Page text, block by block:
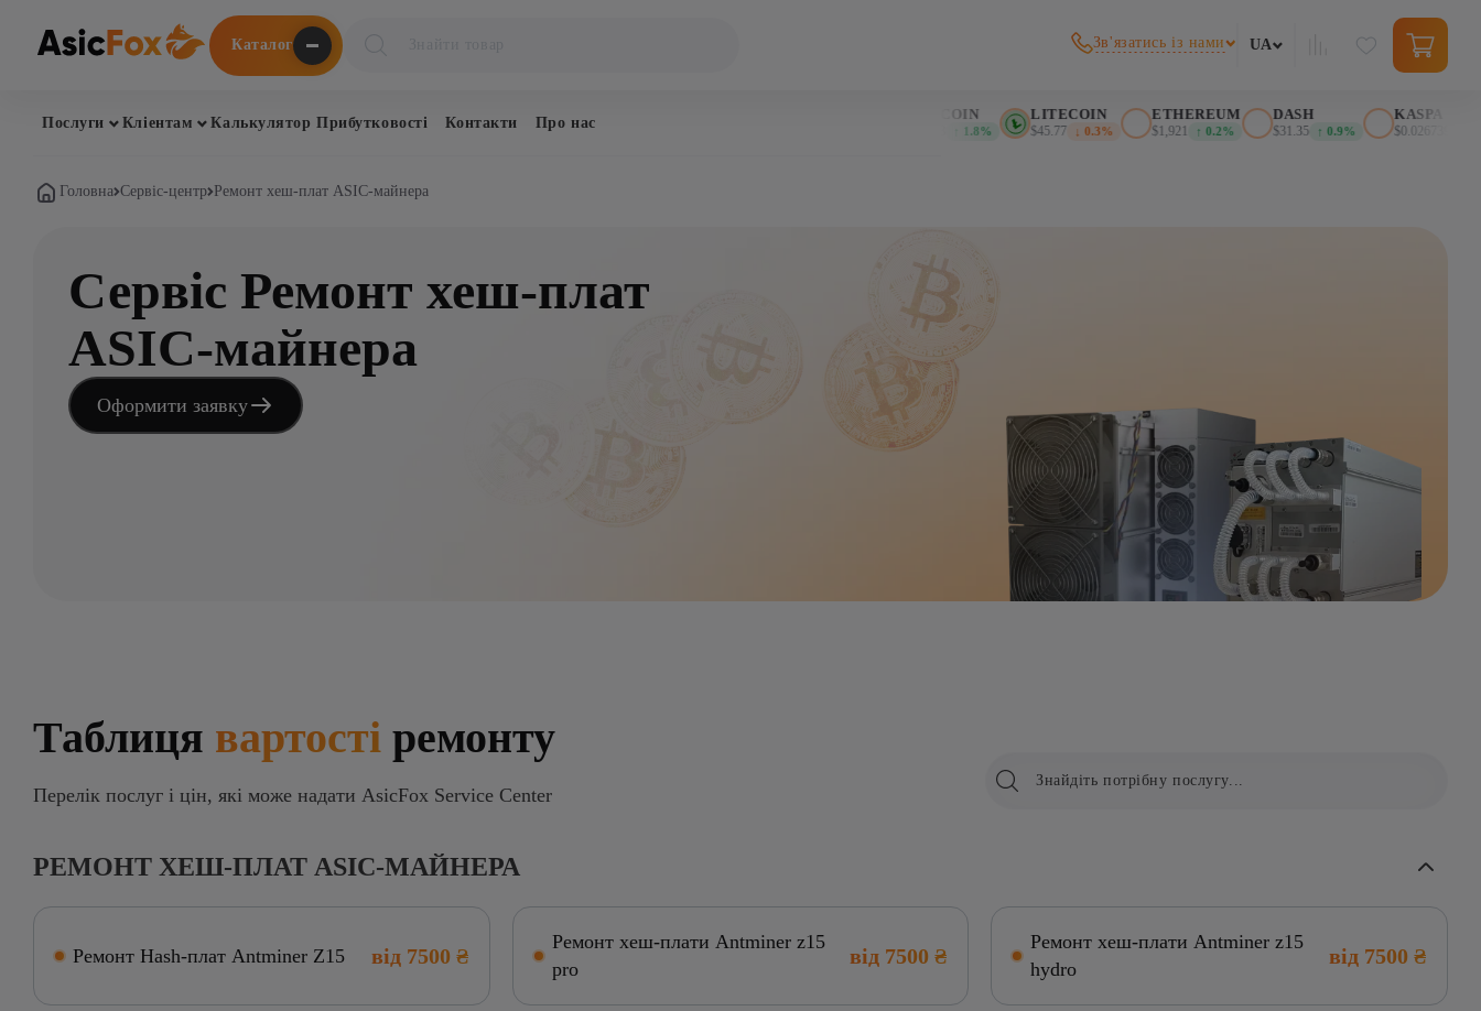
Каталог
товаров
Зв'язатись із нами UA
Послуги Кліентам Калькулятор Прибутковості Контакти Про нас
LITECOIN
$45.77 ↓ 0.3%
ETHEREUM
$1,921 ↑ 0.2%
DASH
$31.35 ↑ 0.9%
KASPA
$0.026739
Головна Сервіс-центр Ремонт хеш-плат ASIC-майнера
Сервіс Ремонт хеш-плат
ASIC-майнера
Оформити заявку
Таблиця вартості ремонту
Перелік послуг і цін, які може надати AsicFox Service Center
РЕМОНТ ХЕШ-ПЛАТ ASIC-МАЙНЕРА
Ремонт Hash-плат Antminer Z15 від 7500 ₴
Ремонт хеш-плати Antminer z15
pro
від 7500 ₴
Ремонт хеш-плати Antminer z15
hydro
від 7500 ₴